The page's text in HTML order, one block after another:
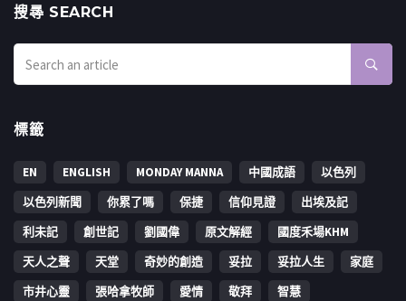
搜㝷 SEARCH
標籤
EN ENGLISH MONDAY MANNA 中國成語
以色列
以色列新聞
你累了嗎 保捷 信仰見證
出埃及記
利未記
創世記 劉國偉 原文解經
國度禾場KHM
天人之聲
天堂 奇妙的創造 妥拉 妥拉人生
家庭
市井心靈
張哈拿牧師 愛情 敬拜
智慧